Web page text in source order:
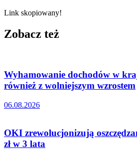
Link skopiowany!
Zobacz też
Wyhamowanie dochodów w
również z wolniejszym wzrostem
06.08.2026
OKI zrewolucjonizują
zł w 3 lata